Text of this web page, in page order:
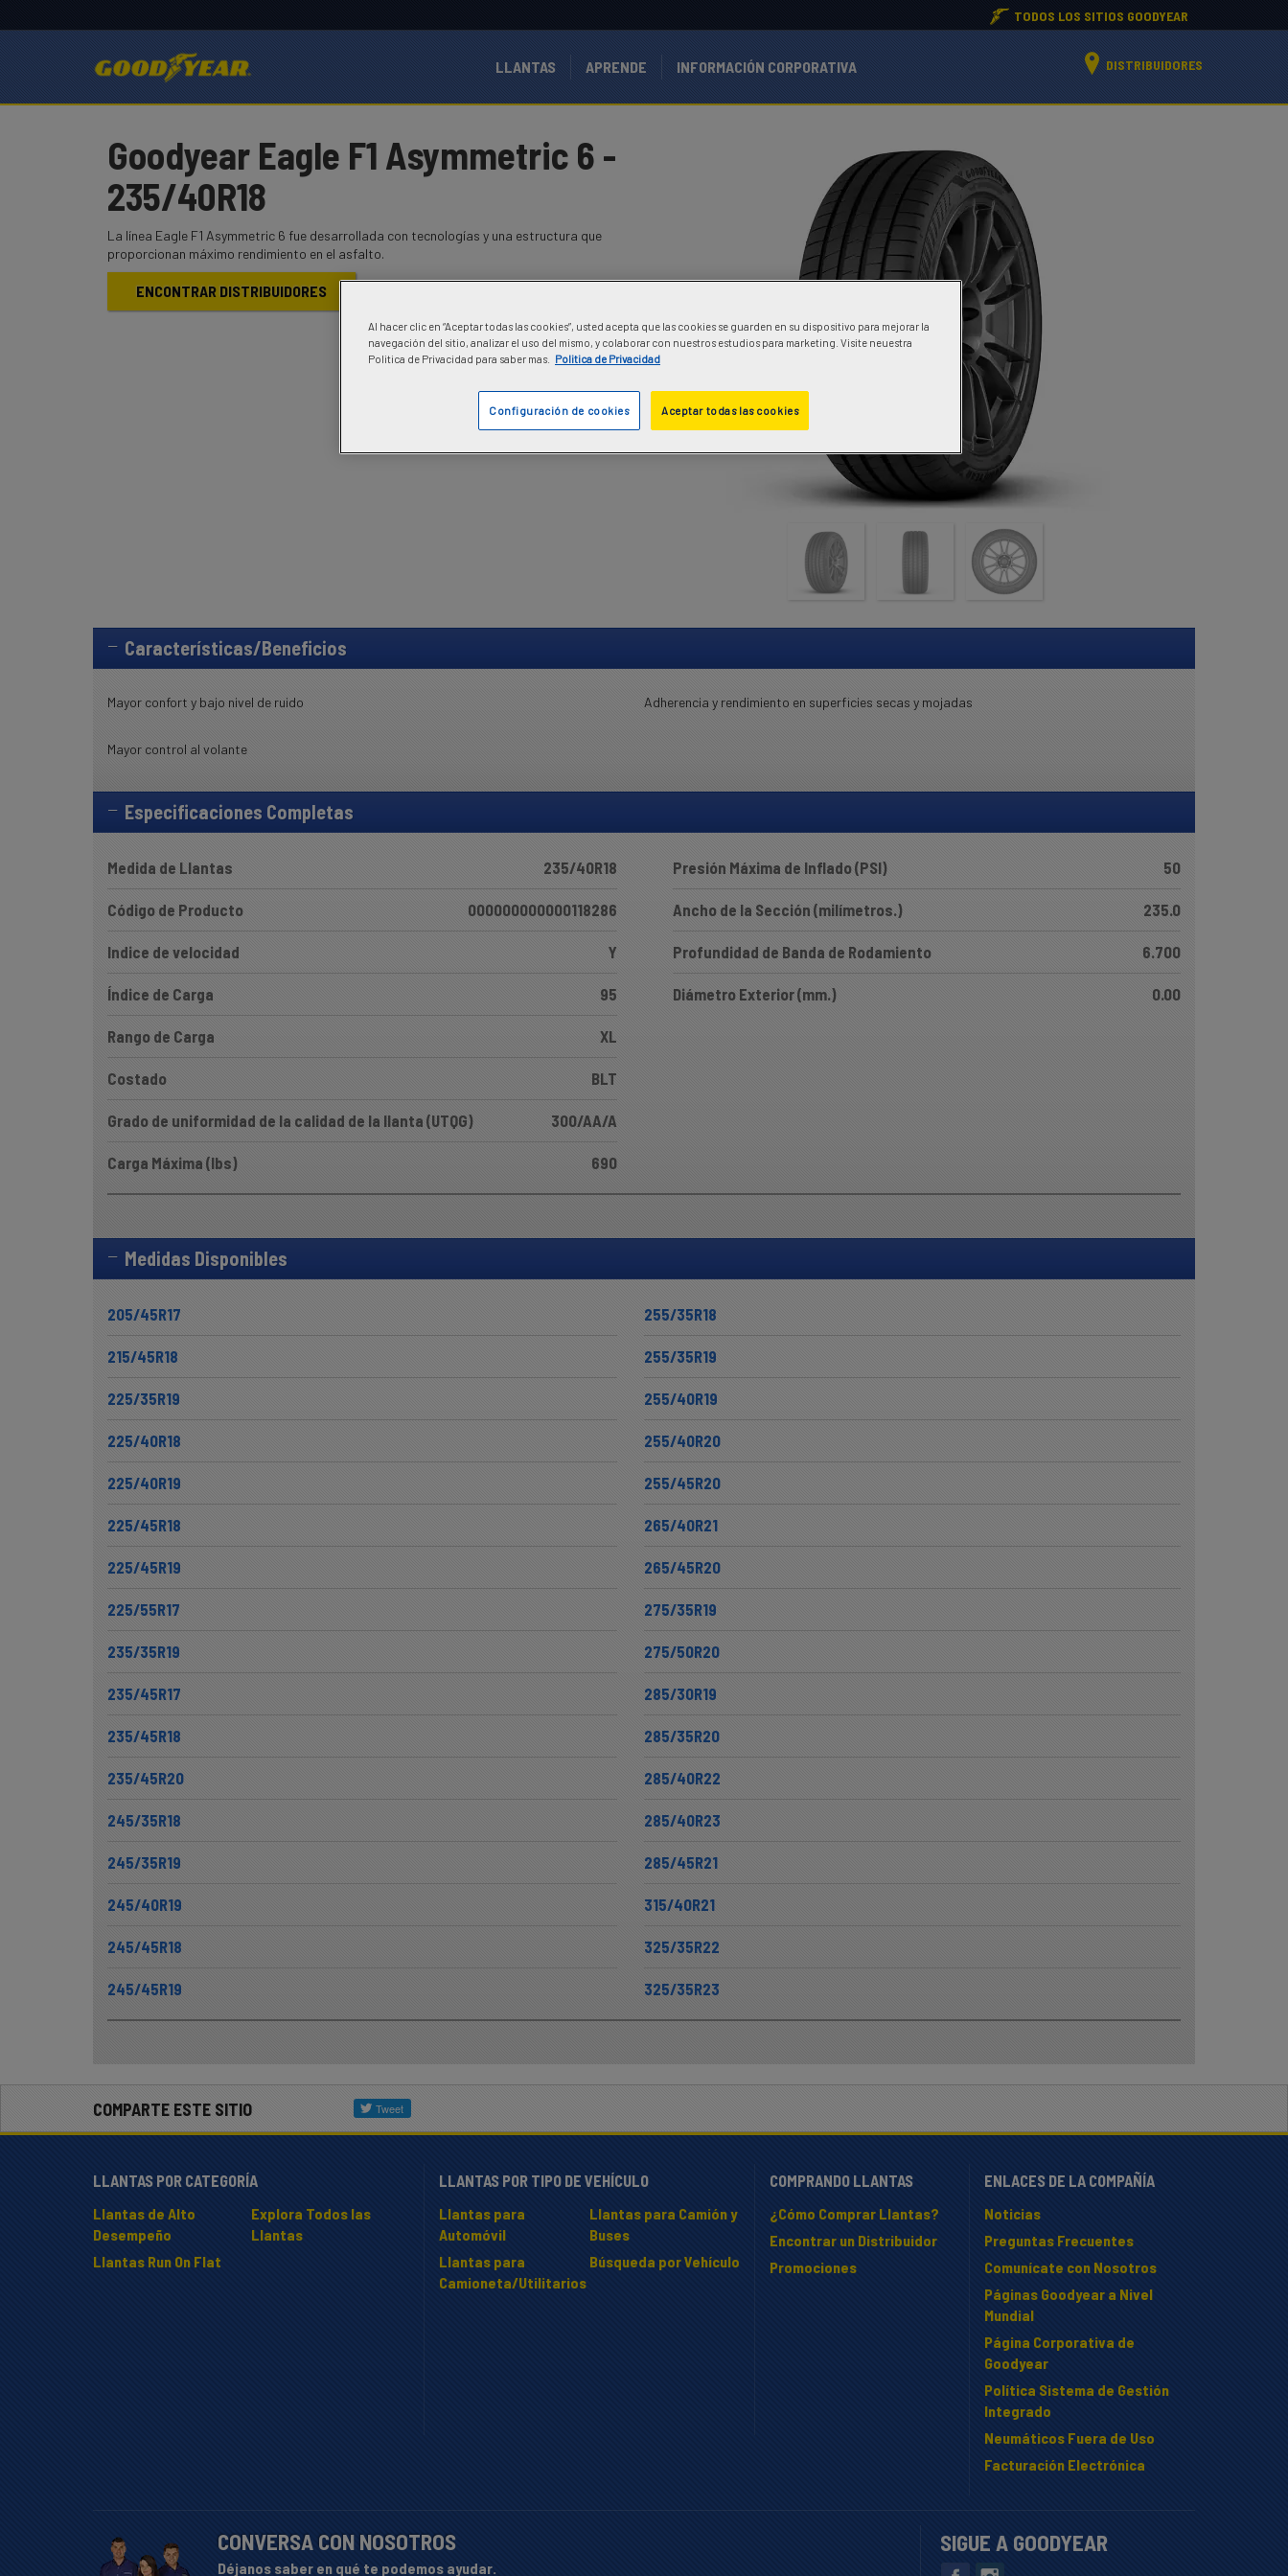
TODOS LOS SITIOS GOODYEAR
LLANTAS APRENDE INFORMACIÓN CORPORATIVA DISTRIBUIDORES
Goodyear Eagle F1 Asymmetric 6 -
235/40R18
La línea Eagle F1 Asymmetric 6 fue desarrollada con tecnologías y una estructura que
proporcionan máximo rendimiento en el asfalto.
ENCONTRAR DISTRIBUIDORES
Características/Beneficios
Mayor confort y bajo nivel de ruido Adherencia y rendimiento en superficies secas y mojadas
Mayor control al volante
Especificaciones Completas
Medida de Llantas 235/40R18
Código de Producto 000000000000118286
Indice de velocidad Y
Índice de Carga 95
Rango de Carga XL
Costado BLT
Grado de uniformidad de la calidad de la llanta (UTQG) 300/AA/A
Carga Máxima (lbs) 690
Presión Máxima de Inflado (PSI) 50
Ancho de la Sección (milímetros.) 235.0
Profundidad de Banda de Rodamiento 6.700
Diámetro Exterior (mm.) 0.00
Medidas Disponibles
205/45R17
215/45R18
225/35R19
225/40R18
225/40R19
225/45R18
225/45R19
225/55R17
235/35R19
235/45R17
235/45R18
235/45R20
245/35R18
245/35R19
245/40R19
245/45R18
245/45R19
255/35R18
255/35R19
255/40R19
255/40R20
255/45R20
265/40R21
265/45R20
275/35R19
275/50R20
285/30R19
285/35R20
285/40R22
285/40R23
285/45R21
315/40R21
325/35R22
325/35R23
COMPARTE ESTE SITIO
LLANTAS POR CATEGORÍA
Llantas de Alto
Desempeño
Llantas Run On Flat
Explora Todos las
Llantas
LLANTAS POR TIPO DE VEHÍCULO
Llantas para
Automóvil
Llantas para
Camioneta/Utilitarios
Llantas para Camión y
Buses
Búsqueda por Vehículo
COMPRANDO LLANTAS
¿Cómo Comprar Llantas?
Encontrar un Distribuidor
Promociones
ENLACES DE LA COMPAÑÍA
Noticias
Preguntas Frecuentes
Comunícate con Nosotros
Páginas Goodyear a Nivel
Mundial
Página Corporativa de
Goodyear
Política Sistema de Gestión
Integrado
Neumáticos Fuera de Uso
Facturación Electrónica
CONVERSA CON NOSOTROS
Déjanos saber en qué te podemos ayudar.
SIGUE A GOODYEAR
Al hacer clic en “Aceptar todas las cookies”, usted acepta que las cookies se guarden en su dispositivo para mejorar la
navegación del sitio, analizar el uso del mismo, y colaborar con nuestros estudios para marketing. Visite neuestra
Politica de Privacidad para saber mas.
Politica de Privacidad
Aceptar todas las cookies
Configuración de cookies